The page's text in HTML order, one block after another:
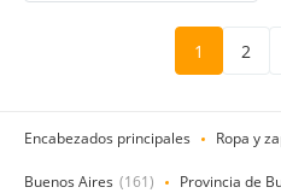
1 2
Encabezados principales Ropa y
Buenos Aires (161) Provincia de